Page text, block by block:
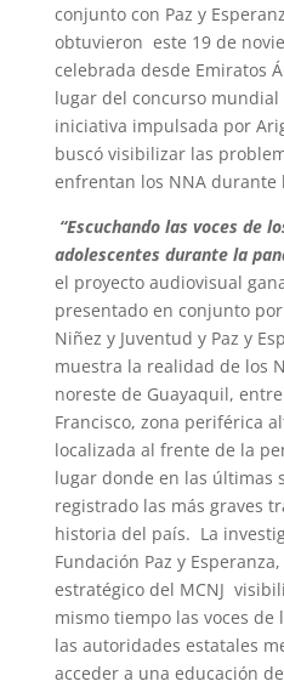
conjunto con Paz y
obtuvieron este 19 de
celebrada desde Emiratos
lugar del concurso mundial
iniciativa impulsada por
buscó visibilizar las
enfrentan los NNAdurante
“Escuchando las voces de
adolescentes durante la
el proyecto audiovisual
presentado en conjunto
Niñez y Juventud y Paz y
muestra la realidad de los
noreste de Guayaquil,
Francisco, zona periférica
localizada al frente de la
lugar donde en las últimas
registrado las más graves
historia del país. La
Fundación Paz y
estratégico del MCNJ
mismo tiempo las voces de
las autoridades estatales
acceder a una educación